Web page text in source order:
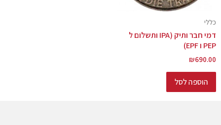
כללי
דמי חבר ותיק (IPA ותשלום ל
PEP ו EPF)
₪690.00
הוספה לסל